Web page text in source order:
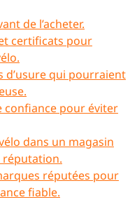
de l’acheter.
certificats pour
d’usure qui pourraient
confiance pour éviter
dans un magasin
réputation.
réputées pour
fiable.